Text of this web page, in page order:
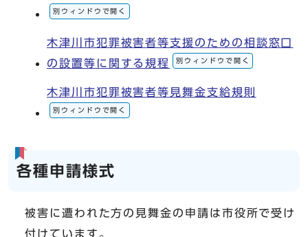
別ウィンドウで開く
木津川市犯罪被害者等支援のための相談窓口
の設置等に関する規程
別ウィンドウで開く
木津川市犯罪被害者等見舞金支給規則
別ウィンドウで開く
各種申請様式
被害に遭われた方の見舞金の申請は市役所で受け
付けています。